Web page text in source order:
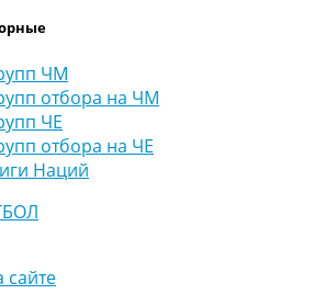
ЧМ
отбора на ЧМ
ЧЕ
отбора на ЧЕ
Наций
сайте